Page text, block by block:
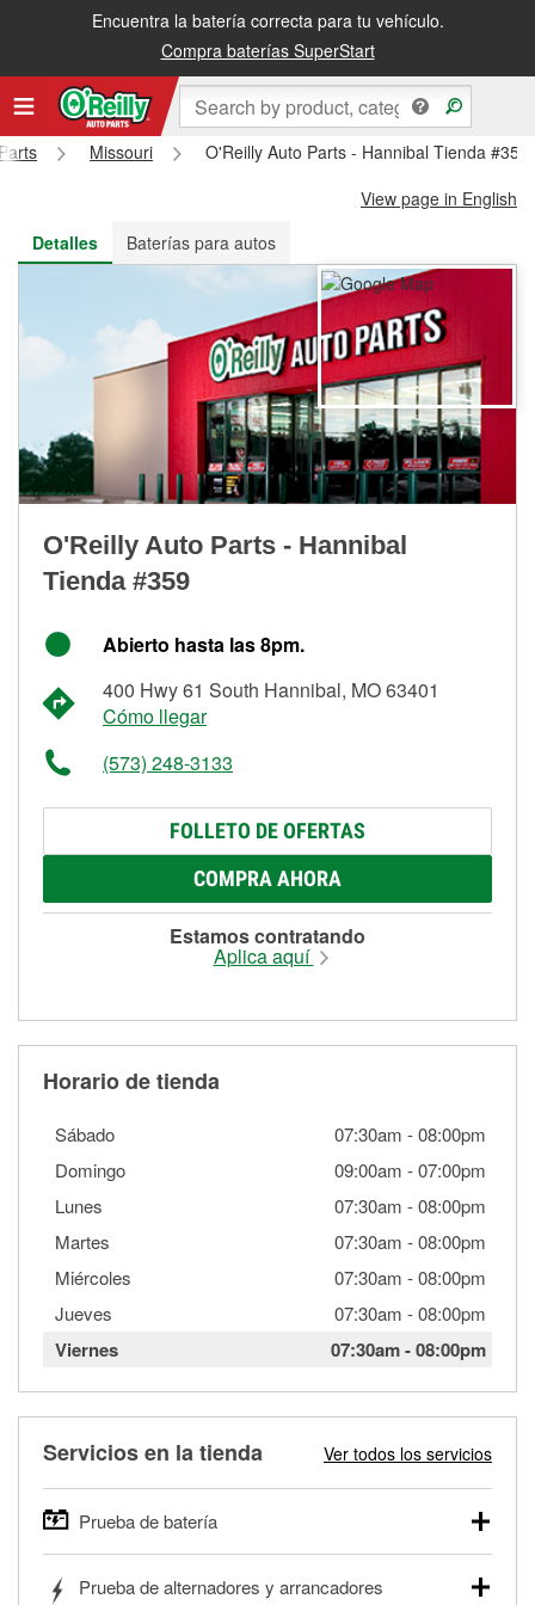
Encuentra la batería correcta para tu vehículo.
Compra baterías SuperStart
Recibe tu orden gratis al día siguiente o recógela en la tienda
Missouri
O'Reilly Auto Parts - Hannibal Tienda #359
View page in English
Detalles
Baterías para autos
O'Reilly Auto Parts - Hannibal
Tienda #359
Abierto hasta las 8pm.
400 Hwy 61 South Hannibal, MO 63401
Cómo llegar
(573) 248-3133
FOLLETO DE OFERTAS
COMPRA AHORA
Estamos contratando
Aplica aquí
Horario de tienda
Sábado 07:30am -08:00pm
Domingo
09:00am -07:00pm
Lunes
07:30am -08:00pm
Martes
07:30am -08:00pm
Miércoles
07:30am -08:00pm
Jueves
07:30am -08:00pm
Viernes 07:30am-08:00pm
Servicios en la tienda Ver todos los servicios
Prueba de batería
autos, camionetas, SUVs, vehículos comerciales y
Prueba de alternadores y arrancadores